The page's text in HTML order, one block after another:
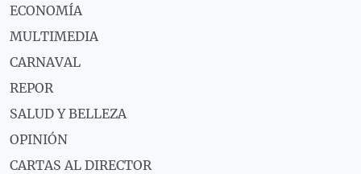
ECONOMÍA
MULTIMEDIA
CARNAVAL
REPOR
SALUD Y BELLEZA
OPINIÓN
CARTAS AL DIRECTOR